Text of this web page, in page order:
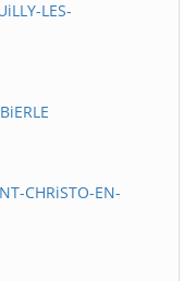
LES-
CHRiSTO-EN-